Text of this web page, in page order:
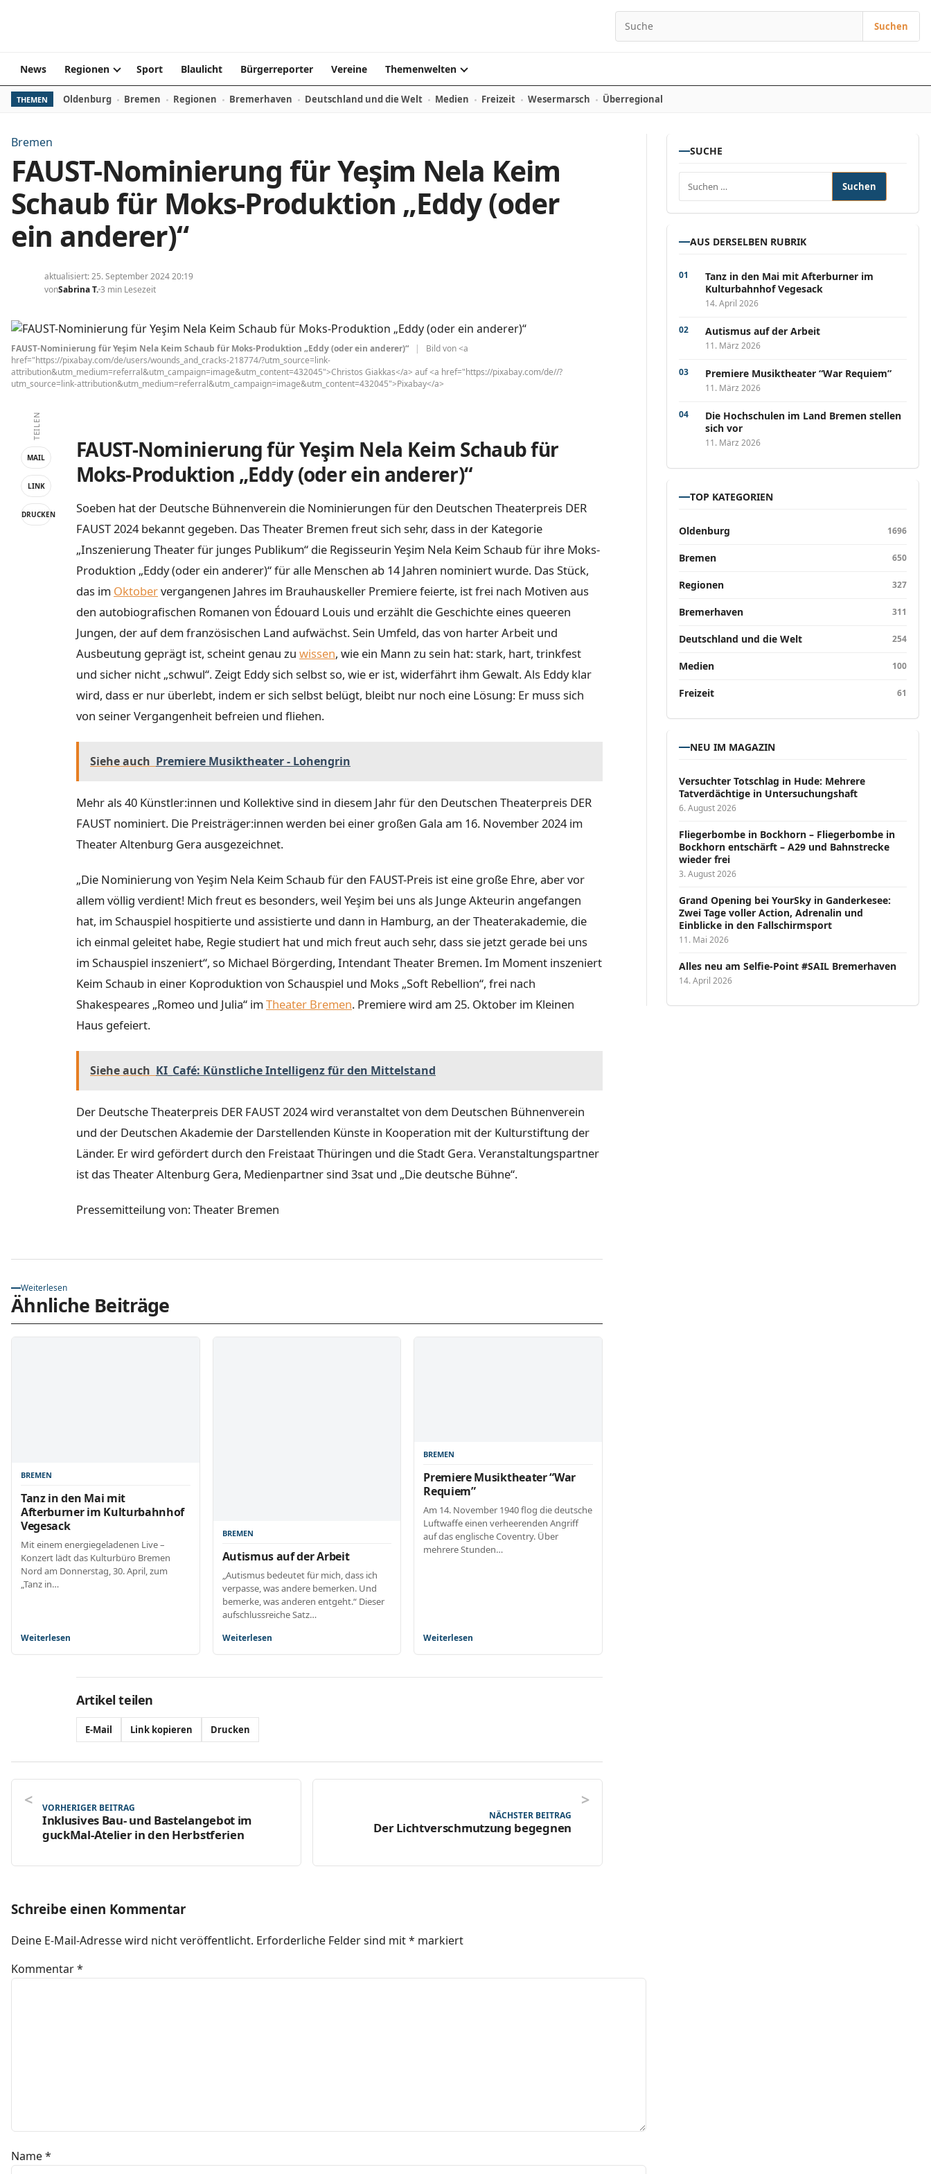
Suchen nach:
Suchen
News Regionen Sport Blaulicht Bürgerreporter Vereine Themenwelten
THEMEN Oldenburg Bremen Regionen Bremerhaven Deutschland und die Welt Medien Freizeit Wesermarsch Überregional
Bremen
FAUST-Nominierung für Yeşim Nela Keim
Schaub für Moks-Produktion „Eddy (oder
ein anderer)“
aktualisiert: 25. September 2024 20:19
vonSabrina T.3 min Lesezeit
FAUST-Nominierung für Yeşim Nela Keim Schaub für Moks-Produktion „Eddy (oder ein anderer)“ |
Bild von <a
href="https://pixabay.com/de/users/wounds_and_cracks-218774/?utm_source=link-
attribution&utm_medium=referral&utm_campaign=image&utm_content=432045">Christos Giakkas</a> auf <a href="https://pixabay.com/de//?
utm_source=link-attribution&utm_medium=referral&utm_campaign=image&utm_content=432045">Pixabay</a>
TEILEN
MAIL
LINK
DRUCKEN
FAUST-Nominierung für Yeşim Nela Keim Schaub für
Moks-Produktion „Eddy (oder ein anderer)“
Soeben hat der Deutsche Bühnenverein die Nominierungen für den Deutschen Theaterpreis DER
FAUST 2024 bekannt gegeben. Das Theater Bremen freut sich sehr, dass in der Kategorie
„Inszenierung Theater für junges Publikum“ die Regisseurin Yeşim Nela Keim Schaub für ihre Moks-
Produktion „Eddy (oder ein anderer)“ für alle Menschen ab 14 Jahren nominiert wurde. Das Stück,
das im Oktobervergangenen Jahres im Brauhauskeller Premiere feierte, ist frei nach Motiven aus
den autobiografischen Romanen von Édouard Louis und erzählt die Geschichte eines queeren
Jungen, der auf dem französischen Land aufwächst. Sein Umfeld, das von harter Arbeit und
Ausbeutung geprägt ist, scheint genau zu wissen, wie ein Mann zu sein hat: stark, hart, trinkfest
und sicher nicht „schwul“. Zeigt Eddy sich selbst so, wie er ist, widerfährt ihm Gewalt. Als Eddy klar
wird, dass er nur überlebt, indem er sich selbst belügt, bleibt nur noch eine Lösung: Er muss sich
von seiner Vergangenheit befreien und fliehen.
Siehe auch Premiere Musiktheater - Lohengrin
Mehr als 40 Künstler:innen und Kollektive sind in diesem Jahr für den Deutschen Theaterpreis DER
FAUST nominiert. Die Preisträger:innen werden bei einer großen Gala am 16. November 2024 im
Theater Altenburg Gera ausgezeichnet.
„Die Nominierung von Yeşim Nela Keim Schaub für den FAUST-Preis ist eine große Ehre, aber vor
allem völlig verdient! Mich freut es besonders, weil Yeşim bei uns als Junge Akteurin angefangen
hat, im Schauspiel hospitierte und assistierte und dann in Hamburg, an der Theaterakademie, die
ich einmal geleitet habe, Regie studiert hat und mich freut auch sehr, dass sie jetzt gerade bei uns
im Schauspiel inszeniert“, so Michael Börgerding, Intendant Theater Bremen. Im Moment inszeniert
Keim Schaub in einer Koproduktion von Schauspiel und Moks „Soft Rebellion“, frei nach
Shakespeares „Romeo und Julia“ imTheater Bremen. Premiere wird am 25. Oktober im Kleinen
Haus gefeiert.
Siehe auch KI_Café: Künstliche Intelligenz für den Mittelstand
Der Deutsche Theaterpreis DER FAUST 2024 wird veranstaltet von dem Deutschen Bühnenverein
und der Deutschen Akademie der Darstellenden Künste in Kooperation mit der Kulturstiftung der
Länder. Er wird gefördert durch den Freistaat Thüringen und die Stadt Gera. Veranstaltungspartner
ist das Theater Altenburg Gera, Medienpartner sind 3sat und „Die deutsche Bühne“.
Pressemitteilung von: Theater Bremen
Weiterlesen
Ähnliche Beiträge
BREMEN
Tanz in den Mai mit
Afterburner im Kulturbahnhof
Vegesack
Mit einem energiegeladenen Live –
Konzert lädt das Kulturbüro Bremen
Nord am Donnerstag, 30. April, zum
„Tanz in…
Weiterlesen
BREMEN
Autismus auf der Arbeit
„Autismus bedeutet für mich, dass ich
verpasse, was andere bemerken. Und
bemerke, was anderen entgeht.“ Dieser
aufschlussreiche Satz…
Weiterlesen
BREMEN
Premiere Musiktheater “War
Requiem”
Am 14. November 1940 flog die deutsche
Luftwaffe einen verheerenden Angriff
auf das englische Coventry. Über
mehrere Stunden…
Weiterlesen
Artikel teilen
E-Mail Link kopieren Drucken
VORHERIGER BEITRAG
Inklusives Bau- und Bastelangebot im
guckMal-Atelier in den Herbstferien
NÄCHSTER BEITRAG
Der Lichtverschmutzung begegnen
SUCHE
Suchen nach:
AUS DERSELBEN RUBRIK
Tanz in den Mai mit Afterburner im
Kulturbahnhof Vegesack
14. April 2026
Autismus auf der Arbeit
11. März 2026
Premiere Musiktheater “War Requiem”
11. März 2026
Die Hochschulen im Land Bremen stellen
sich vor
11. März 2026
TOP KATEGORIEN
Oldenburg 1696
Bremen 650
Regionen 327
Bremerhaven 311
Deutschland und die Welt 254
Medien 100
Freizeit 61
NEU IM MAGAZIN
Versucht­er Totschlag in Hude: Mehrere
Tatverdächtige in Untersuchungshaft
6. August 2026
Fliegerbombe in Bockhorn – Fliegerbombe in
Bockhorn entschärft – A29 und Bahnstrecke
wieder frei
3. August 2026
Grand Opening bei YourSky in Ganderkesee:
Zwei Tage voller Action, Adrenalin und
Einblicke in den Fallschirmsport
11. Mai 2026
Alles neu am Selfie-Point #SAIL Bremerhaven
14. April 2026
Schreibe einen Kommentar
Deine E-Mail-Adresse wird nicht veröffentlicht. Erforderliche Felder sind mit* markiert
Kommentar*
Name*